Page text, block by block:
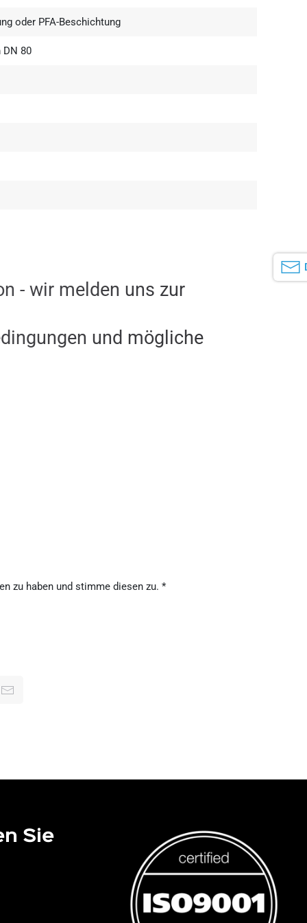
oder PFA-Beschichtung
DN 80
- wir melden uns zur
und mögliche
zu haben und stimme diesen zu.*
Sie